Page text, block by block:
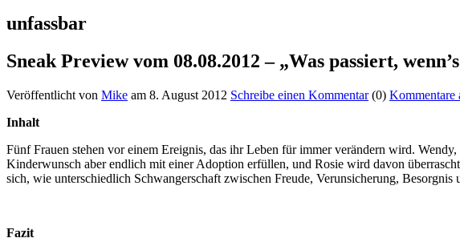
unfassbar
Sneak Preview vom 08.08.2012 – „Was passiert,
Veröffentlicht von Mike am 8. August 2012 Schreibe einen Kommentar(0) Kommentare
Inhalt
Fünf Frauen stehen vor einem Ereignis, das ihr Leben für immer verändern wird.
Kinderwunsch aber endlich mit einer Adoption erfüllen, und Rosie wird davon
sich, wie unterschiedlich Schwangerschaft zwischen Freude, Verunsicherung, Besorgnis
Fazit